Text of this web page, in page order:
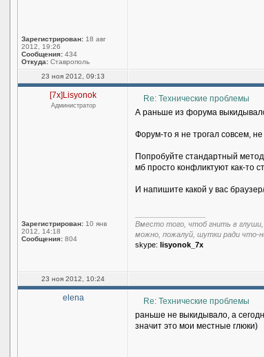
Зарегистрирован: 18 авг
2012, 19:26
Сообщения: 434
Откуда: Ставрополь
23 ноя 2012, 09:13
[7x]Lisyonok
Администратор
Зарегистрирован: 10 янв
2012, 14:18
Сообщения: 804
Re: Технические проблемы
А раньше из форума
Форум-то я не трогал совсем,
Попробуйте стандартный
мб просто конфликтуют как-то
И напишите какой у вас
Вместо того, чтоб гнить в
можно, пожалуй, шутки ради что-
skype: lisyonok_7x
23 ноя 2012, 10:24
elena
Re: Технические проблемы
раньше не выкидывало, а
значит это мои местные глюки)